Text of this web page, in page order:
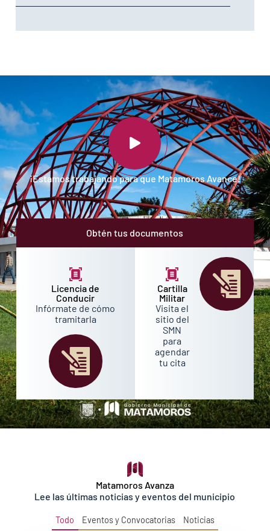
¡Estamos trabajando para que Matamoros Avance!
Obtén tus documentos
Licencia de
Conducir
Infórmate de cómo
tramitarla
Cartilla
Militar
Visita el
sitio del
SMN
para
agendar
tu cita
Matamoros Avanza
Lee las últimas noticias y eventos del municipio
Todo Eventos y Convocatorias Noticias